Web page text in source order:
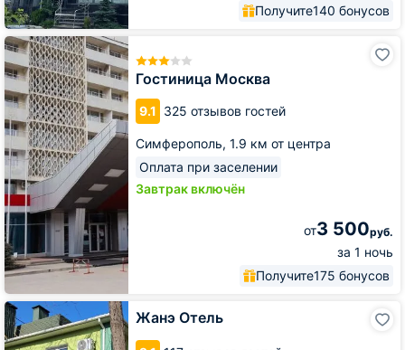
Получите140 бонусов
Гостиница Москва
9.1 325 отзывов гостей
Симферополь, 1.9 км от центра
Оплата при заселении
Завтрак включён
от3 500руб.
за 1 ночь
Получите175 бонусов
Гостиница
Москва
Жанэ Отель
Жанэ
Отель